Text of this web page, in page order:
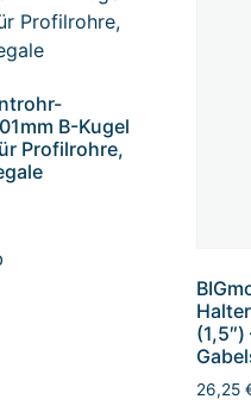
B-Kugel
Profilrohre,
26,25